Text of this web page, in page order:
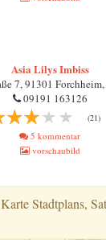
Asia Lilys Imbiss
7, 91301
09191 163126
(21)
5 kommentar
vorschaubild
Stadtplans,